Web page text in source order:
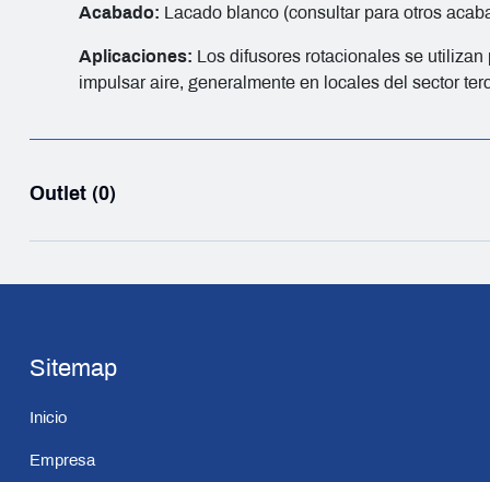
Acabado: Lacado blanco (consultar para otros
Aplicaciones: Los difusores rotacionales se utilizan
impulsar aire, generalmente en locales del sector
Outlet (0)
Sitemap
Inicio
Empresa